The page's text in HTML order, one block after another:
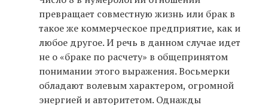
превращает совместную жизнь или брак в
такое же коммерческое предприятие, как и
любое другое. И речь в данном случае идет
не о «браке по расчету» в общепринятом
понимании этого выражения. Восьмерки
обладают волевым характером, огромной
энергией и авторитетом. Однажды